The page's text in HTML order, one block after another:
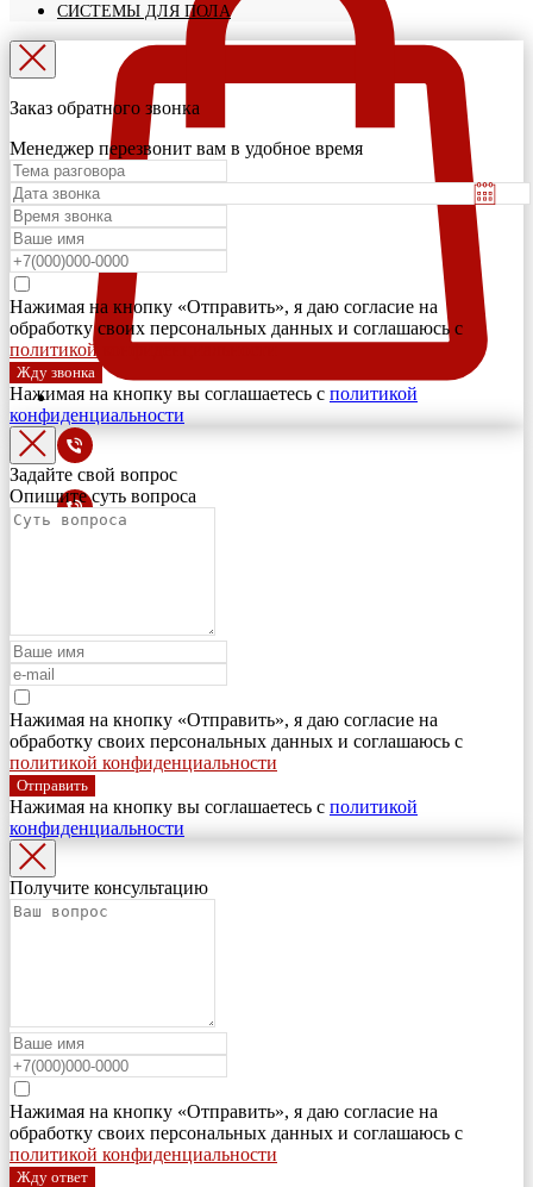
СИСТЕМЫ ДЛЯ ПОЛА
Заказ обратного звонка
Менеджер перезвонит вам в удобное время
Нажимая на кнопку «Отправить», я даю согласие на
обработку своих персональных данных и соглашаюсь с
политикой конфиденциальности
Жду звонка
Нажимая на кнопку вы соглашаетесь с политикой
конфиденциальности
Задайте свой вопрос
Опишите суть вопроса
Нажимая на кнопку «Отправить», я даю согласие на
обработку своих персональных данных и соглашаюсь с
политикой конфиденциальности
Отправить
Нажимая на кнопку вы соглашаетесь с политикой
конфиденциальности
Получите консультацию
Нажимая на кнопку «Отправить», я даю согласие на
обработку своих персональных данных и соглашаюсь с
политикой конфиденциальности
Жду ответ